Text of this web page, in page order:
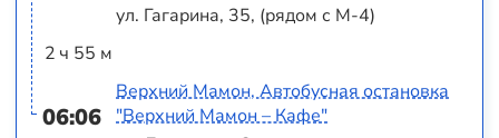
2 ч 55 м
06:06
ул. Гагарина, 35, (рядом с М-4)
Верхний Мамон, Автобусная остановка
"Верхний Мамон – Кафе"